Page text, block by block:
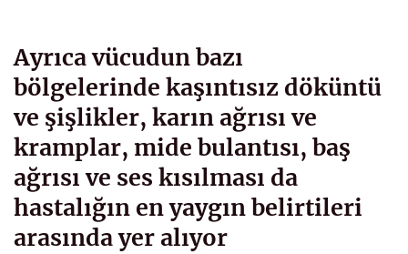
Ayrıca vücudun bazı
bölgelerinde kaşıntısız döküntü
ve şişlikler, karın ağrısı ve
kramplar, mide bulantısı, baş
ağrısı ve ses kısılması da
hastalığın en yaygın belirtileri
arasında yer alıyor